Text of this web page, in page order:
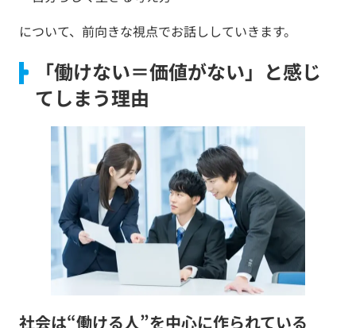
について、前向きな視点でお話ししていきます。
「働けない＝価値がない」と感じ
てしまう理由
社会は“働ける人”を中心に作られている